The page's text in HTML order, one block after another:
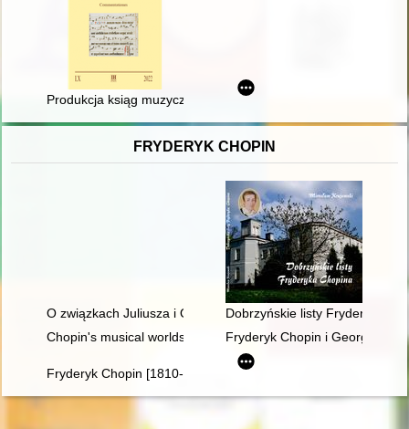
Produkcja ksiąg muzycznych w skryptorium lubiąskim do
FRYDERYK CHOPIN
O związkach Juliusza i Oskara Kolbergów z Fryderykiem
Dobrzyńskie listy Fryderyka F.
Chopin's musical worlds the 1840'sFryderyk Chopin i George
Fryderyk Chopin [1810-1849]. Korzenie